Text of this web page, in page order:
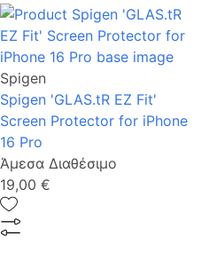
Spigen
Spigen 'GLAS.tR EZ Fit'
Screen Protector for iPhone
16 Pro
Άμεσα Διαθέσιμο
19,00 €